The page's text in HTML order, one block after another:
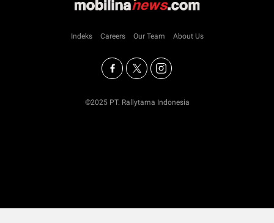
Indeks Careers Our Team About Us
©2025 PT. Rallytama Indonesia